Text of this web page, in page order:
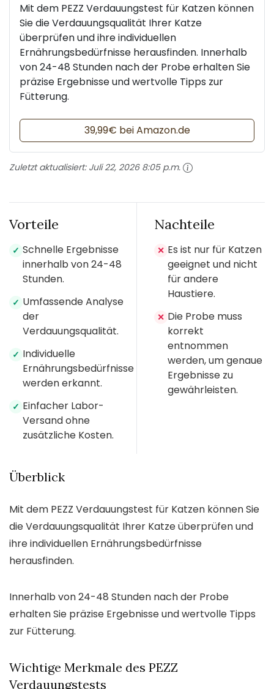
Mit dem PEZZ Verdauungstest für Katzen können
Sie die Verdauungsqualität Ihrer Katze
überprüfen und ihre individuellen
Ernährungsbedürfnisse herausfinden. Innerhalb
von 24-48 Stunden nach der Probe erhalten Sie
präzise Ergebnisse und wertvolle Tipps zur
Fütterung.
39,99€ bei Amazon.de
Zuletzt aktualisiert: Juli 22, 2026 8:05 p.m.
Vorteile
✓ Schnelle Ergebnisse
innerhalb von 24-48
Stunden.
✓ Umfassende Analyse
der
Verdauungsqualität.
✓ Individuelle
Ernährungsbedürfnisse
werden erkannt.
✓ Einfacher Labor-
Versand ohne
zusätzliche Kosten.
Nachteile
✕ Es ist nur für Katzen
geeignet und nicht
für andere
Haustiere.
✕ Die Probe muss
korrekt
entnommen
werden, um genaue
Ergebnisse zu
gewährleisten.
Überblick
Mit dem PEZZ Verdauungstest für Katzen können Sie
die Verdauungsqualität Ihrer Katze überprüfen und
ihre individuellen Ernährungsbedürfnisse
herausfinden.
Innerhalb von 24-48 Stunden nach der Probe
erhalten Sie präzise Ergebnisse und wertvolle Tipps
zur Fütterung.
Wichtige Merkmale des PEZZ
Verdauungstests